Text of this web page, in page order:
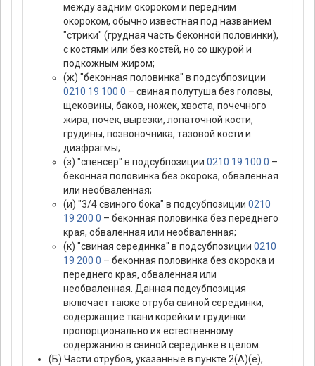
между задним окороком и передним
окороком, обычно известная под названием
"стрики" (грудная часть беконной половинки),
с костями или без костей, но со шкурой и
подкожным жиром;
(ж) "беконная половинка" в подсубпозиции
0210 19 100 0 – свиная полутуша без головы,
щековины, баков, ножек, хвоста, почечного
жира, почек, вырезки, лопаточной кости,
грудины, позвоночника, тазовой кости и
диафрагмы;
(з) "спенсер" в подсубпозиции 0210 19 100 0 –
беконная половинка без окорока, обваленная
или необваленная;
(и) "3/4 свиного бока" в подсубпозиции 0210
19 200 0 – беконная половинка без переднего
края, обваленная или необваленная;
(к) "свиная серединка" в подсубпозиции 0210
19 200 0 – беконная половинка без окорока и
переднего края, обваленная или
необваленная. Данная подсубпозиция
включает также отруба свиной серединки,
содержащие ткани корейки и грудинки
пропорционально их естественному
содержанию в свиной серединке в целом.
(Б) Части отрубов, указанные в пункте 2(А)(е),